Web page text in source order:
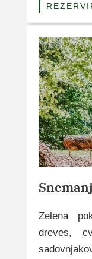
Zelena
dreves,